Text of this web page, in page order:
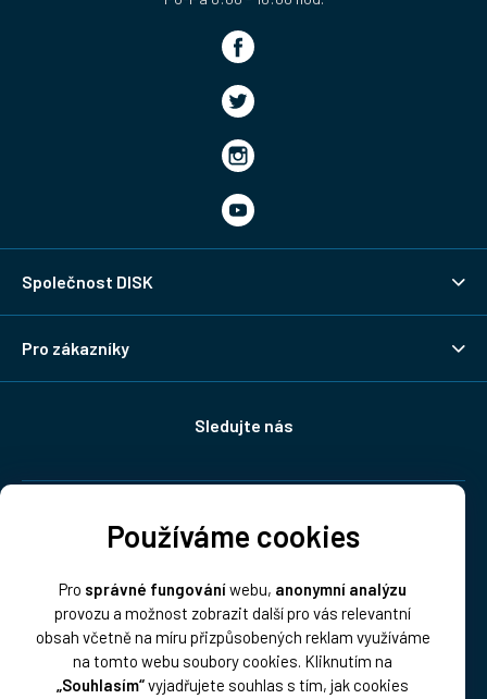
Používáme cookies
Pro správné fungováníwebu, anonymní analýzu
provozu a možnost zobrazit další pro vás relevantní
obsah včetně na míru přizpůsobených reklam využíváme
na tomto webu soubory cookies. Kliknutím na
„Souhlasím“vyjadřujete souhlas s tím, jak cookies
Společnost DISK
Pro zákazníky
Sledujte nás
Platba: